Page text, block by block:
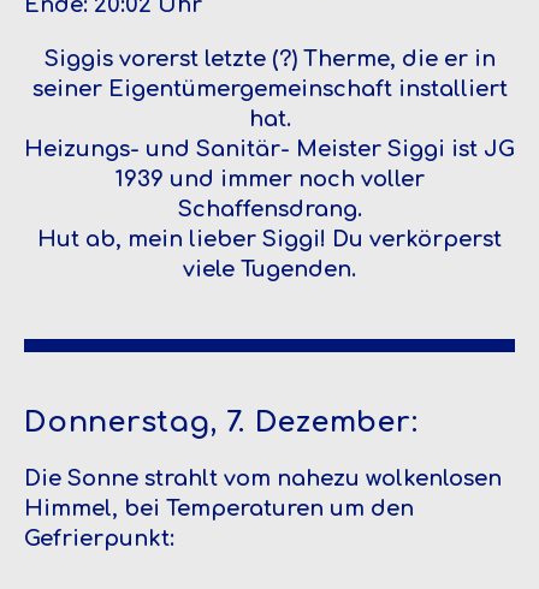
Ende: 20:02 Uhr
Siggis vorerst letzte (?) Therme, die er in
seiner Eigentümergemeinschaft installiert
hat.
Heizungs- und Sanitär- Meister Siggi ist JG
1939 und immer noch voller
Schaffensdrang.
Hut ab, mein lieber Siggi! Du verkörperst
viele Tugenden.
Donnerstag, 7. Dezember:
Die Sonne strahlt vom nahezu wolkenlosen
Himmel, bei Temperaturen um den
Gefrierpunkt: